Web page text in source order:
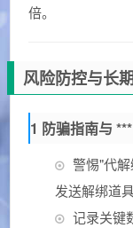
倍。
风险防控与长
1 防骗指南与
警惕"代
发送解绑道
记录关键